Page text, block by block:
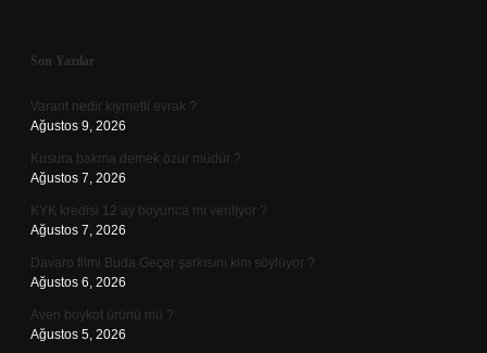
Sidebar
Son Yazılar
Varant nedir kıymetli evrak ?
Ağustos 9, 2026
Kusura bakma demek özür müdür ?
Ağustos 7, 2026
KYK kredisi 12 ay boyunca mı veriliyor ?
Ağustos 7, 2026
Davaro filmi Buda Geçer şarkısını kim söylüyor ?
Ağustos 6, 2026
Aven boykot ürünü mü ?
Ağustos 5, 2026